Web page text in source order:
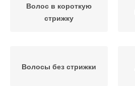
Волос в короткую
стрижку
Волосы без стрижки